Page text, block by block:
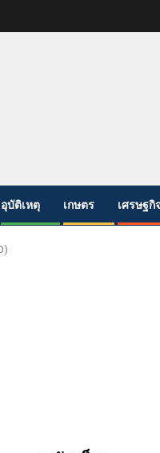
อุบัติเหตุ เกษตร เศรษฐกิ